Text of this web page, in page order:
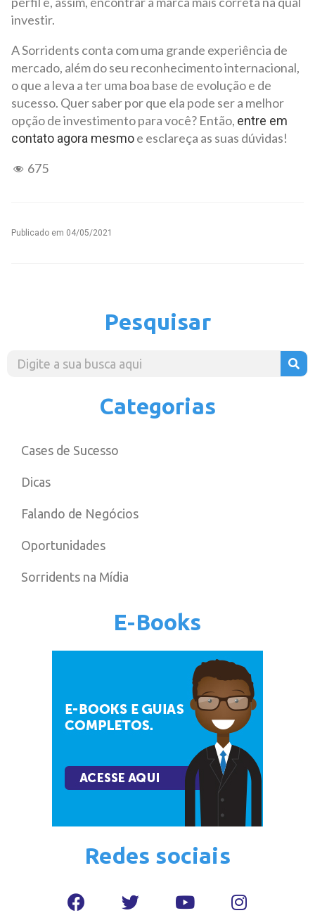
investir.
A Sorridents conta com uma grande experiência de
mercado, além do seu reconhecimento internacional,
o que a leva a ter uma boa base de evolução e de
sucesso. Quer saber por que ela pode ser a melhor
opção de investimento para você? Então, entre em
contato agora mesmoe esclareça as suas dúvidas!
675
Publicado em 04/05/2021
Pesquisar
Categorias
Cases de Sucesso
Dicas
Falando de Negócios
Oportunidades
Sorridents na Mídia
E-Books
Redes sociais